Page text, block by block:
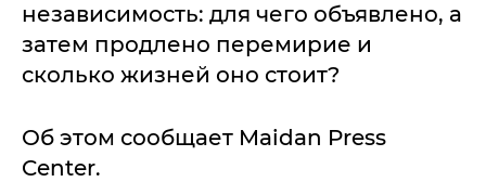
независимость: для чего объявлено, а
затем продлено перемирие и
сколько жизней оно стоит?
Об этом сообщает Maidan Press
Center.